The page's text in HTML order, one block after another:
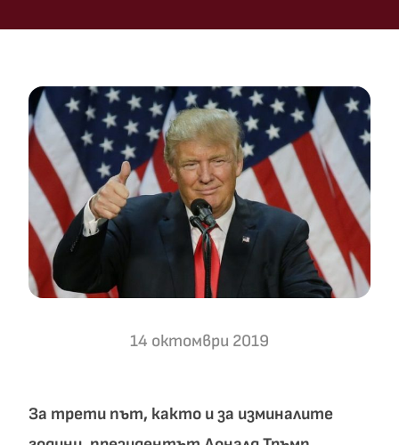
14 октомври 2019
За трети път, както и за изминалите